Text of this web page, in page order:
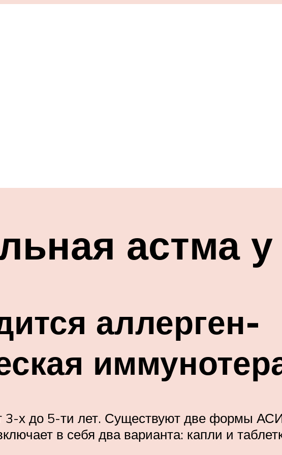
астма у
аллерген-
3-х до 5-ти лет. Существуют две формы
в себя два варианта: капли и